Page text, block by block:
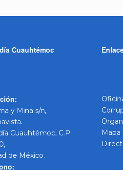
Cuauhtémoc
y Mina s/n,
Cuauhtémoc, C.P.
de México.
Mapa